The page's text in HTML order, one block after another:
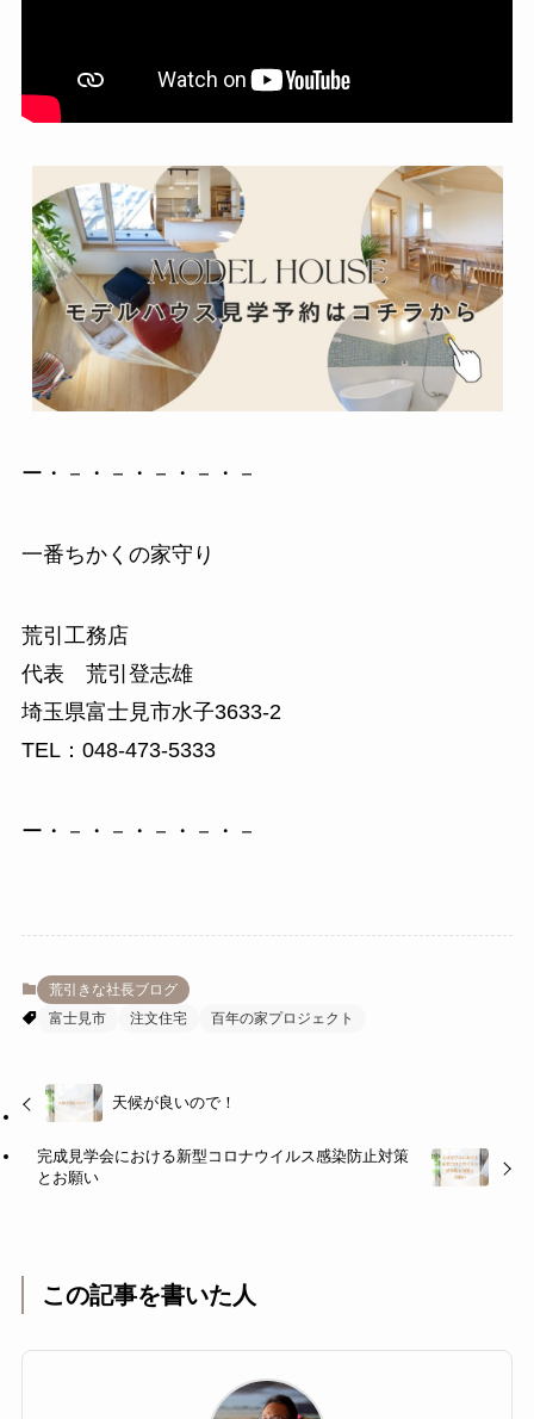
ー・－・－・－・－・－
一番ちかくの家守り
荒引工務店
代表 荒引登志雄
埼玉県富士見市水子3633-2
TEL：048-473-5333
ー・－・－・－・－・－
荒引きな社長ブログ
富士見市
注文住宅 百年の家プロジェクト
天候が良いので！
完成見学会における新型コロナウイルス感染防止対策
とお願い
この記事を書いた人